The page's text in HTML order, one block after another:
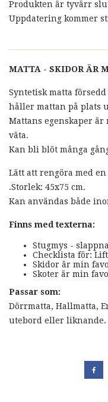
Produkten är tyvärr
Uppdatering kommer
MATTA - SKIDOR ÄR
Syntetisk matta
håller mattan på plats
Mattans egenskaper är
väta.
Kan bli blöt många
Lätt att rengöra med
.Storlek: 45x75 cm.
Kan användas både
Finns med texterna:
Stugmys -
Checklista för:
Skidor är min
Skoter är min
Passar som:
Dörrmatta, Hallmatta,
utebord eller liknande.